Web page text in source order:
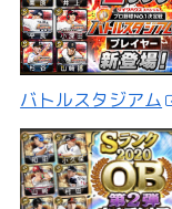
バトルスタジアム